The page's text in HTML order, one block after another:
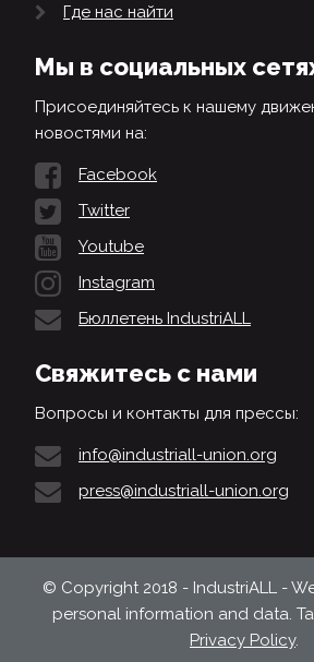
Где нас найти
Мы в социальных
Присоединяйтесь к нашему
новостями на:
Facebook
Twitter
Youtube
Instagram
Бюллетень IndustriALL
Свяжитесь с нами
Вопросы и контакты для прессы:
info@industriall-union.org
press@industriall-union.org
© Copyright 2018 - IndustriALL -
personal information and data.
Privacy Policy.